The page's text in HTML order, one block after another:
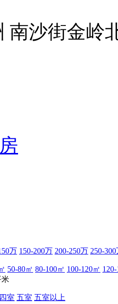
南沙街金
万 150-200万 200-250万 250-
50-80㎡ 80-100㎡ 100-120㎡
米
四室 五室 五室以上